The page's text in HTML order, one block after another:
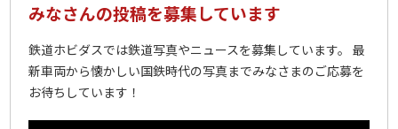
みなさんの投稿を募集しています
鉄道ホビダスでは鉄道写真やニュースを募集しています。 最
新車両から懐かしい国鉄時代の写真までみなさまのご応募を
お待ちしています！